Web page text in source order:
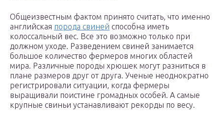
Общеизвестным фактом принято считать, что именно
английская порода свиней способна иметь
колоссальный вес. Все это возможно только при
должном уходе. Разведением свиней занимается
большое количество фермеров многих областей
мира. Различные породы хрюшек могут разниться в
плане размеров друг от друга. Ученые неоднократно
регистрировали ситуации, когда фермеры
выращивали поистине громадных особей. А самые
крупные свиньи устанавливают рекорды по весу.